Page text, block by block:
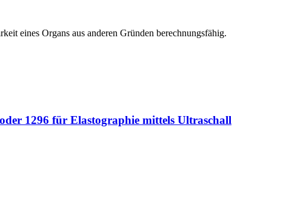
eines Organs aus anderen Gründen berechnungsfähig.
1296 für Elastographie mittels Ultraschall